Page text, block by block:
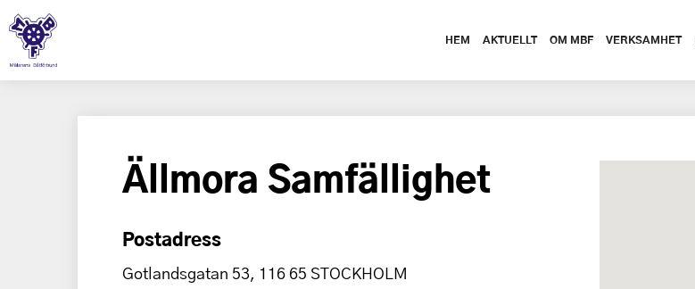
HEM AKTUELLT OM MBF VERKSAMHET
Ällmora Samfällighet
Postadress
Gotlandsgatan 53, 116 65 STOCKHOLM